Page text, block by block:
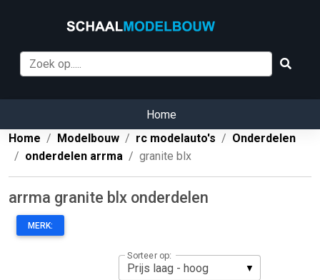
Home
Home
Modelbouw rc modelauto's
Onderdelen
onderdelen arrma
granite blx
arrma granite blx onderdelen
MERK:
Sorteer op: